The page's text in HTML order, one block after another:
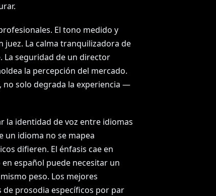
El tono medido y
juez. La calma tranquilizadora de
La seguridad de un director
la percepción del mercado.
no solo degrada la experiencia —
la identidad de voz entre idiomas
un idioma no se mapea
difieren. El énfasis cae en
español puede necesitar un
peso. Los mejores
prosodia específicos por par